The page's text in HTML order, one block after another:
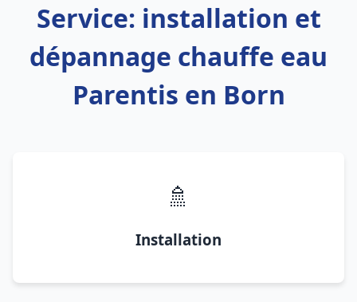
Service: installation et
dépannage chauffe eau
Parentis en Born
🚿
Installation